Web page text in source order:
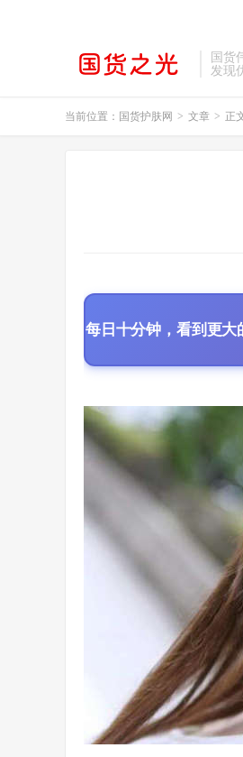
国货
发现
当前位置： 国货护肤网 > 文章 > 正
每日十分钟，看到更大